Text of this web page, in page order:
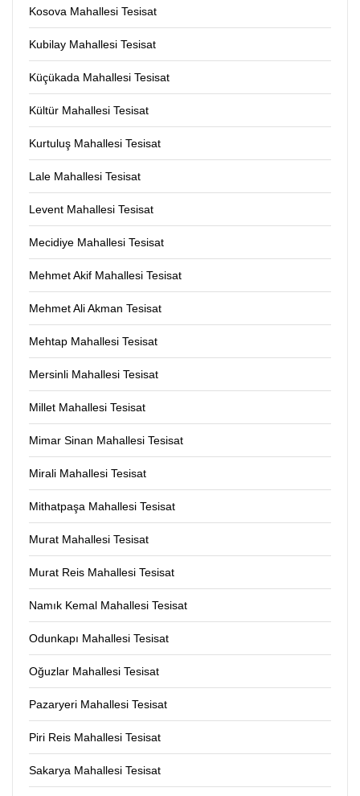
Kosova Mahallesi Tesisat
Kubilay Mahallesi Tesisat
Küçükada Mahallesi Tesisat
Kültür Mahallesi Tesisat
Kurtuluş Mahallesi Tesisat
Lale Mahallesi Tesisat
Levent Mahallesi Tesisat
Mecidiye Mahallesi Tesisat
Mehmet Akif Mahallesi Tesisat
Mehmet Ali Akman Tesisat
Mehtap Mahallesi Tesisat
Mersinli Mahallesi Tesisat
Millet Mahallesi Tesisat
Mimar Sinan Mahallesi Tesisat
Mirali Mahallesi Tesisat
Mithatpaşa Mahallesi Tesisat
Murat Mahallesi Tesisat
Murat Reis Mahallesi Tesisat
Namık Kemal Mahallesi Tesisat
Odunkapı Mahallesi Tesisat
Oğuzlar Mahallesi Tesisat
Pazaryeri Mahallesi Tesisat
Piri Reis Mahallesi Tesisat
Sakarya Mahallesi Tesisat